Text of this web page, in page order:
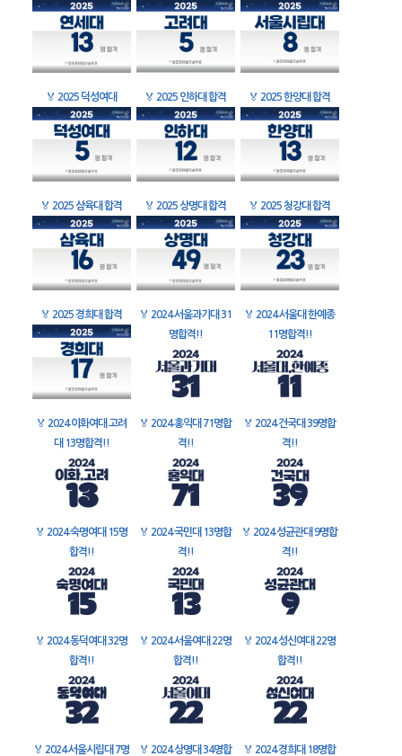
🏅 2025 덕성여대 🏅 2025 인하대 합격 🏅 2025 한양대 합격
🏅 2025 삼육대 합격 🏅 2025 상명대 합격 🏅 2025 청강대 합격
🏅 2025 경희대 합격 🏅 2024 서울과기대 31
명합격!!
🏅 2024 서울대 한예종
11명합격!!
🏅 2024 이화여대 고려
대 13명합격!!
🏅 2024 홍익대 71명합
격!!
🏅 2024 건국대 39명합
격!!
🏅 2024 숙명여대 15명
합격!!
🏅 2024 국민대 13명합
격!!
🏅 2024 성균관대 9명합
격!!
🏅 2024 동덕여대 32명
합격!!
🏅 2024 서울여대 22명
합격!!
🏅 2024 성신여대 22명
합격!!
🏅 2024 서울시립대 7명
🏅 2024 상명대 34명합
🏅 2024 경희대 18명합